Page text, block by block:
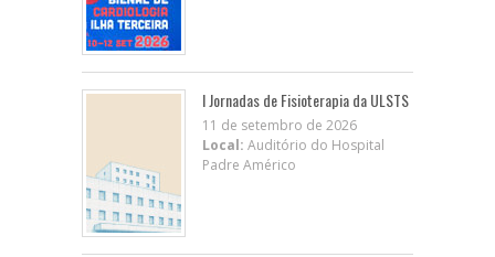
I Jornadas de Fisioterapia da ULSTS
11 de setembro de 2026
Local: Auditório do Hospital
Padre Américo